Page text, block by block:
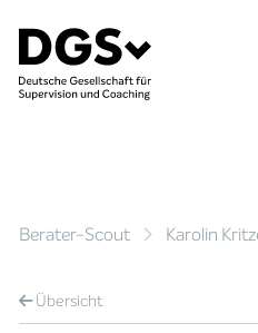
Berater-Scout Karolin
Übersicht